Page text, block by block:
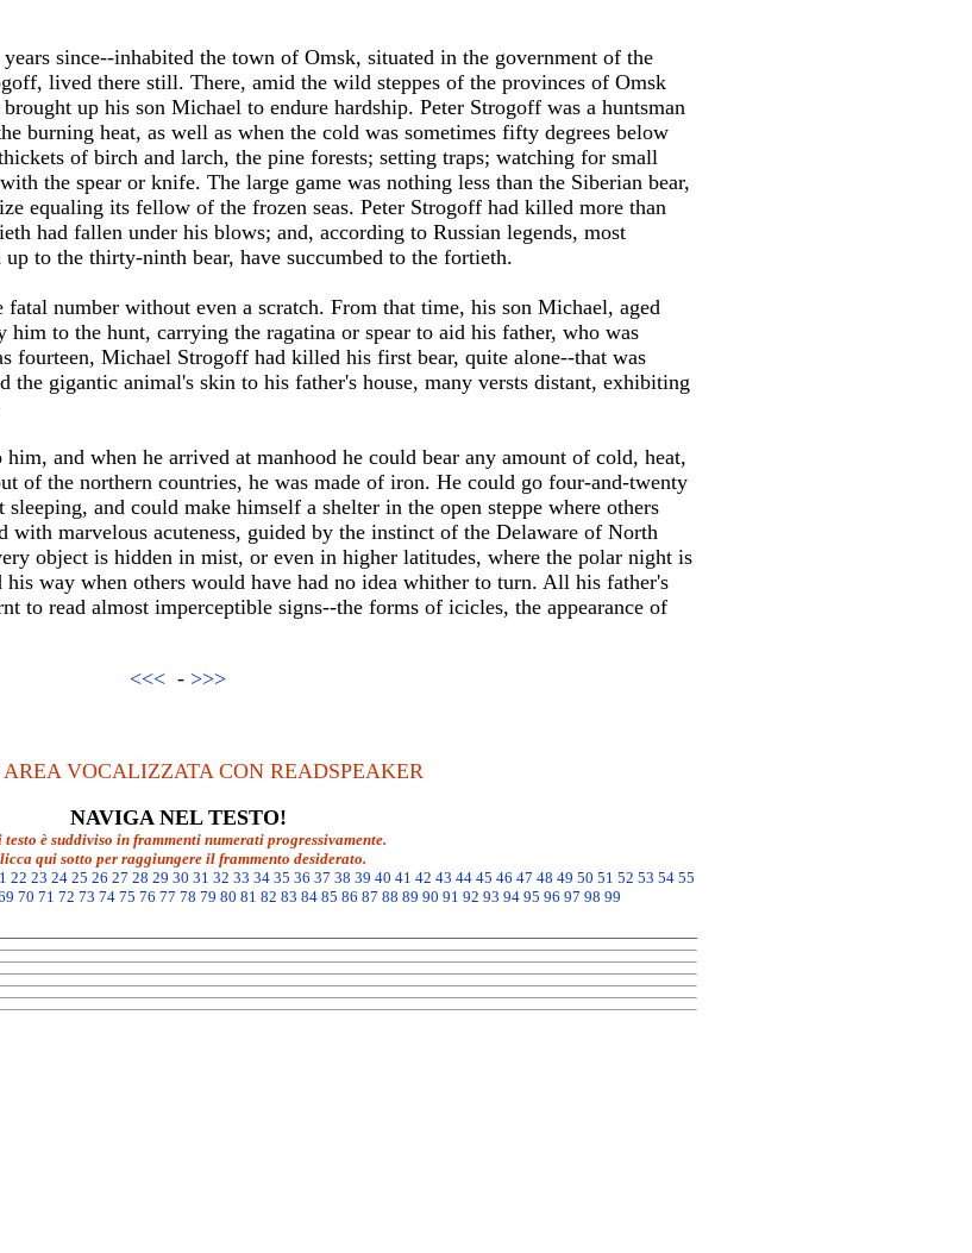
since--inhabited the town of Omsk, situated in the government of the
lived there still. There, amid the wild steppes of the provinces of Omsk
up his son Michael to endure hardship. Peter Strogoff was a huntsman
burning heat, as well as when the cold was sometimes fifty degrees below
of birch and larch, the pine forests; setting traps; watching for small
the spear or knife. The large game was nothing less than the Siberian bear,
equaling its fellow of the frozen seas. Peter Strogoff had killed more than
had fallen under his blows; and, according to Russian legends, most
to the thirty-ninth bear, have succumbed to the fortieth.
fatal number without even a scratch. From that time, his son Michael, aged
him to the hunt, carrying the ragatina or spear to aid his father, who was
fourteen, Michael Strogoff had killed his first bear, quite alone--that was
the gigantic animal's skin to his father's house, many versts distant, exhibiting
and when he arrived at manhood he could bear any amount of cold, heat,
of the northern countries, he was made of iron. He could go four-and-twenty
and could make himself a shelter in the open steppe where others
with marvelous acuteness, guided by the instinct of the Delaware of North
object is hidden in mist, or even in higher latitudes, where the polar night is
way when others would have had no idea whither to turn. All his father's
to read almost imperceptible signs--the forms of icicles, the appearance of
<<< - >>>
VOCALIZZATA CON READSPEAKER
NAVIGA NEL TESTO!
testo è suddiviso in frammenti numerati progressivamente.
qui sotto per raggiungere il frammento desiderato.
22 23 24 25 26 27 28 29 30 31 32 33 34 35 36 37 38 39 40 41 42 43 44 45 46 47 48 49 50 51 52 53 54 55
70 71 72 73 74 75 76 77 78 79 80 81 82 83 84 85 86 87 88 89 90 91 92 93 94 95 96 97 98 99